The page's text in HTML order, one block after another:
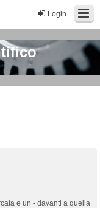
Login
e un - davanti a quella